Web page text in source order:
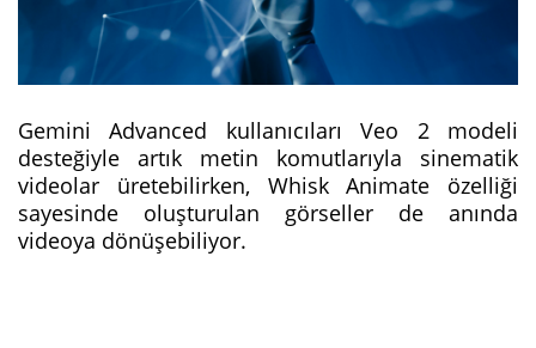
Gemini Advanced kullanıcıları Veo 2 modeli
desteğiyle artık metin komutlarıyla sinematik
videolar üretebilirken, Whisk Animate özelliği
sayesinde oluşturulan görseller de anında
videoya dönüşebiliyor.